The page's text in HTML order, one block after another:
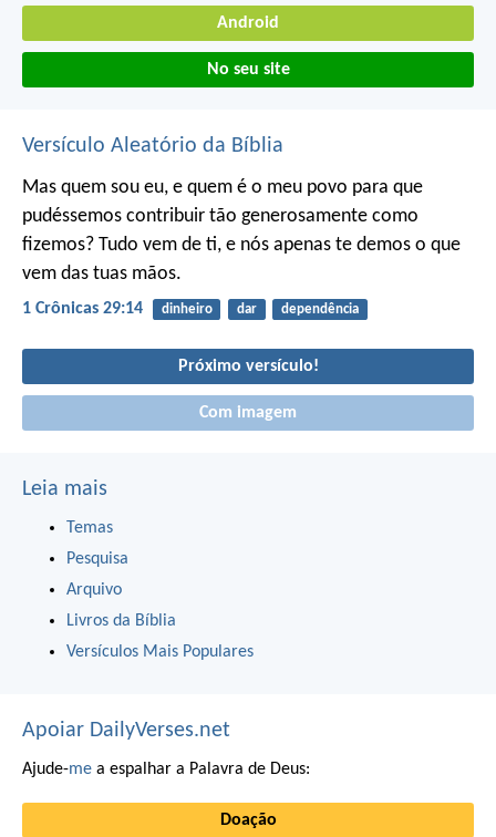
Android
No seu site
Versículo Aleatório da Bíblia
Mas quem sou eu, e quem é o meu povo para que
pudéssemos contribuir tão generosamente como
fizemos? Tudo vem de ti, e nós apenas te demos o que
vem das tuas mãos.
1 Crônicas 29:14 dinheiro dar dependência
Próximo versículo!
Com imagem
Leia mais
Temas
Pesquisa
Arquivo
Livros da Bíblia
Versículos Mais Populares
Apoiar DailyVerses.net
Ajude-me a espalhar a Palavra de Deus:
Doação